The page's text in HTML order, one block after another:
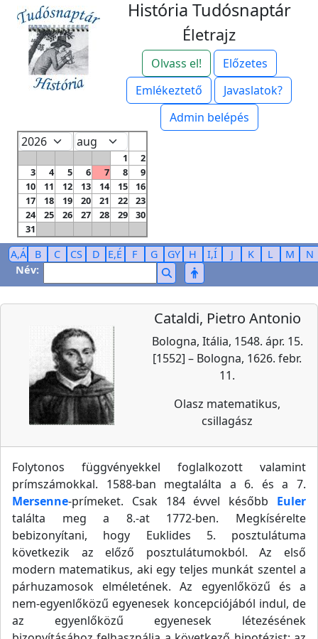
História Tudósnaptár
Életrajz
Olvass el!
Előzetes
Emlékeztető
Javaslatok?
Admin belépés
1
2
3
4 5 6 7 8
9
10
11 12 13 14 15
16
17
18 19 20 21 22
23
24
25 26 27 28 29
30
31
A,Á B C CS D E,É F G GY H I,Í J K L M
N
Név:
Cataldi, Pietro Antonio
Bologna, Itália, 1548. ápr. 15.
[1552] – Bologna, 1626. febr.
11.
Olasz matematikus,
csillagász
Folytonos függvényekkel foglalkozott valamint
prímszámokkal. 1588-ban megtalálta a 6. és a 7.
Mersenne-prímeket. Csak 184 évvel később Euler
találta meg a 8.-at 1772-ben. Megkísérelte
bebizonyítani, hogy Euklides 5. posztulátuma
következik az előző posztulátumokból. Az első
modern matematikus, aki egy teljes munkát szentel a
párhuzamosok elméletének. Az egyenlőközű és a
nem-egyenlőközű egyenesek koncepciójából indul, de
az egyenlőközű egyenesek létezésének